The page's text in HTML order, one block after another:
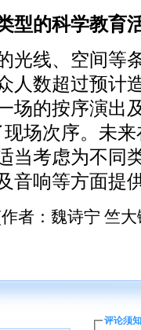
型的科学教育
线、空间等
人数超过预计
场的按序演出
场次序。未
当考虑为不同
音响等方面提
者：魏诗宁 竺
评论须知